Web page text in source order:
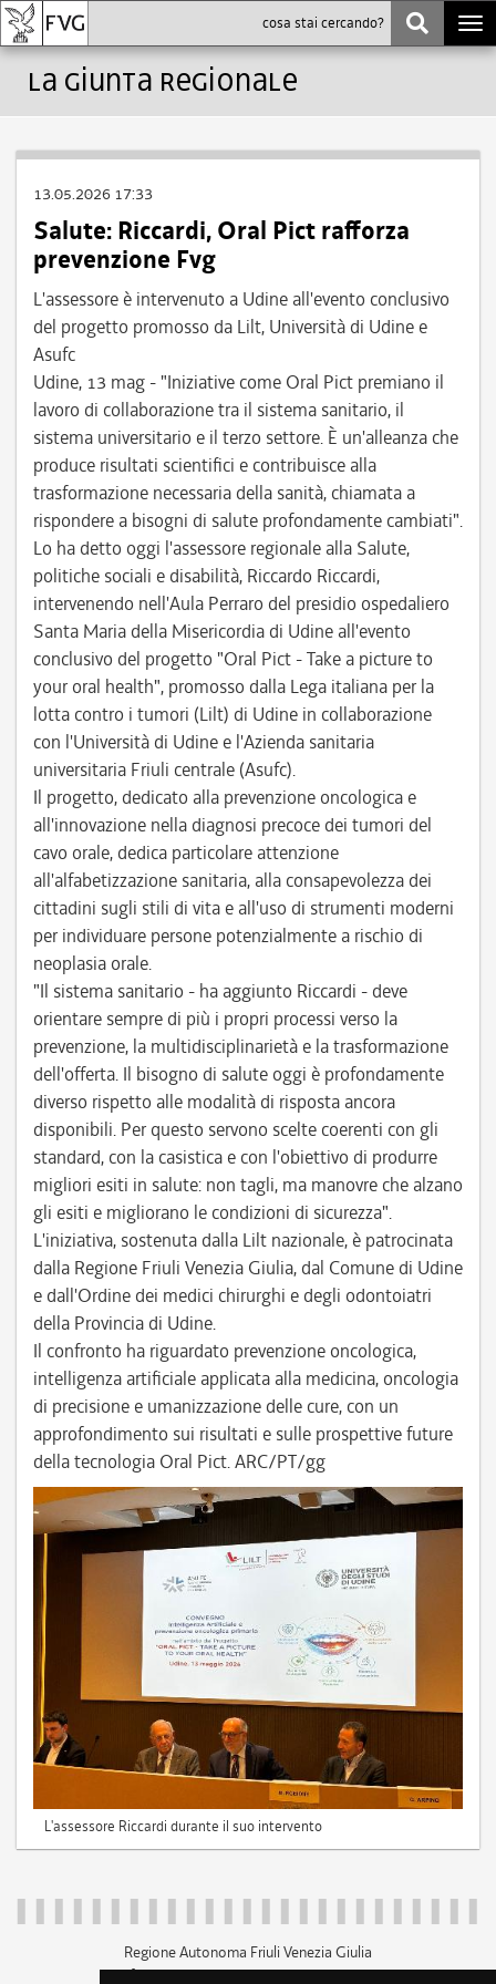
La Giunta Regionale
13.05.2026 17:33
Salute: Riccardi, Oral Pict rafforza
prevenzione Fvg
L'assessore è intervenuto a Udine all'evento conclusivo
del progetto promosso da Lilt, Università di Udine e
Asufc
Udine, 13 mag - "Iniziative come Oral Pict premiano il
lavoro di collaborazione tra il sistema sanitario, il
sistema universitario e il terzo settore. È un'alleanza che
produce risultati scientifici e contribuisce alla
trasformazione necessaria della sanità, chiamata a
rispondere a bisogni di salute profondamente cambiati".
Lo ha detto oggi l'assessore regionale alla Salute,
politiche sociali e disabilità, Riccardo Riccardi,
intervenendo nell'Aula Perraro del presidio ospedaliero
Santa Maria della Misericordia di Udine all'evento
conclusivo del progetto "Oral Pict - Take a picture to
your oral health", promosso dalla Lega italiana per la
lotta contro i tumori (Lilt) di Udine in collaborazione
con l'Università di Udine e l'Azienda sanitaria
universitaria Friuli centrale (Asufc).
Il progetto, dedicato alla prevenzione oncologica e
all'innovazione nella diagnosi precoce dei tumori del
cavo orale, dedica particolare attenzione
all'alfabetizzazione sanitaria, alla consapevolezza dei
cittadini sugli stili di vita e all'uso di strumenti moderni
per individuare persone potenzialmente a rischio di
neoplasia orale.
"Il sistema sanitario - ha aggiunto Riccardi - deve
orientare sempre di più i propri processi verso la
prevenzione, la multidisciplinarietà e la trasformazione
dell'offerta. Il bisogno di salute oggi è profondamente
diverso rispetto alle modalità di risposta ancora
disponibili. Per questo servono scelte coerenti con gli
standard, con la casistica e con l'obiettivo di produrre
migliori esiti in salute: non tagli, ma manovre che alzano
gli esiti e migliorano le condizioni di sicurezza".
L'iniziativa, sostenuta dalla Lilt nazionale, è patrocinata
dalla Regione Friuli Venezia Giulia, dal Comune di Udine
e dall'Ordine dei medici chirurghi e degli odontoiatri
della Provincia di Udine.
Il confronto ha riguardato prevenzione oncologica,
intelligenza artificiale applicata alla medicina, oncologia
di precisione e umanizzazione delle cure, con un
approfondimento sui risultati e sulle prospettive future
della tecnologia Oral Pict. ARC/PT/gg
L'assessore Riccardi durante il suo intervento
Regione Autonoma Friuli Venezia Giulia
c.f. 80014930327; p.iva 00526040324